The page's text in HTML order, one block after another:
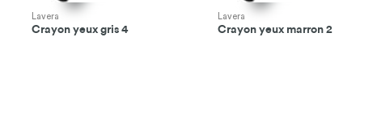
Lavera
Crayon yeux gris 4
Lavera
Crayon yeux marron 2